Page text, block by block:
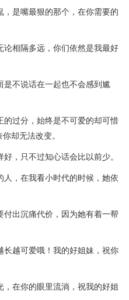
是嘴最狠的那个，在你需要的
相隔多远，你们依然是我最好
不说话在一起也不会感到尴
过分，始终是不可爱的却可惜
却无法改变。
，只不过知心话会比以前少。
，在我看小时代的时候，她依
出沉痛代价，因为她有着一帮
越可爱哦！我的好姐妹，祝你
在你的眼里流淌，祝我的好姐